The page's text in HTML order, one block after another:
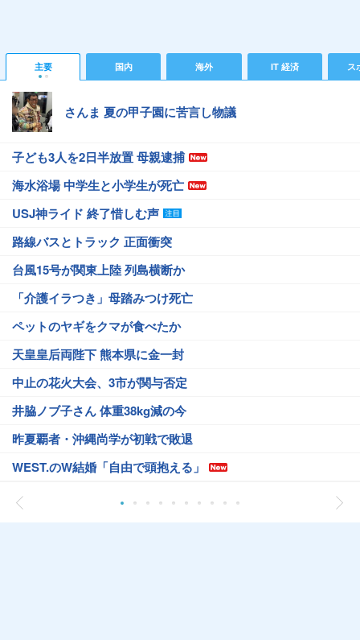
主要 国内 海外 IT 経済 ス
さんま 夏の甲子園に苦言し物議
子ども3人を2日半放置 母親逮捕
海水浴場 中学生と小学生が死亡
USJ神ライド 終了惜しむ声
路線バスとトラック 正面衝突
台風15号が関東上陸 列島横断か
「介護イラつき」母踏みつけ死亡
ペットのヤギをクマが食べたか
天皇皇后両陛下 熊本県に金一封
中止の花火大会、3市が関与否定
井脇ノブ子さん 体重38kg減の今
昨夏覇者・沖縄尚学が初戦で敗退
WEST.のW結婚「自由で頭抱える」